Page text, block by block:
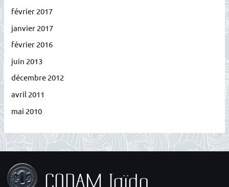
février 2017
janvier 2017
février 2016
juin 2013
décembre 2012
avril 2011
mai 2010